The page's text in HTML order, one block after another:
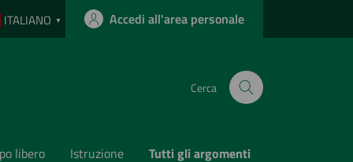
ITALIANO ▼ Accedi all'area personale
Cerca
libero Istruzione Tutti gli argomenti